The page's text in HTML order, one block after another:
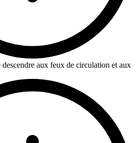
descendre aux feux de circulation et aux